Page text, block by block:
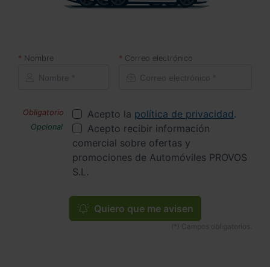
Nombre Correo electrónico
Acepto la política de privacidad.
Acepto recibir información
comercial sobre ofertas y
promociones de Automóviles PROVOS
S.L.
Quiero que me avisen